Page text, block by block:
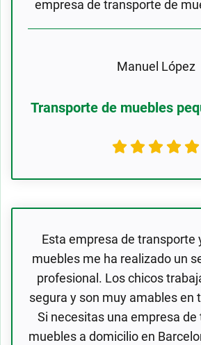
empresa de transporte de
Manuel López
Transporte de muebles
Esta empresa de transporte
muebles me ha realizado un
profesional. Los chicos
segura y son muy amables en
Si necesitas una empresa
muebles a domicilio en